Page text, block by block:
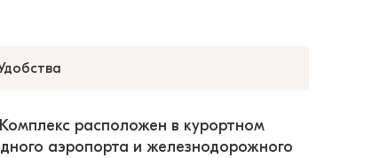
расположен в курортном
аэропорта и железнодорожного